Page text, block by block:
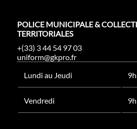
POLICE MUNICIPALE &
TERRITORIALES
+(33) 3 44 54 97 03
uniform@gkpro.fr
Lundi au Jeudi
Vendredi